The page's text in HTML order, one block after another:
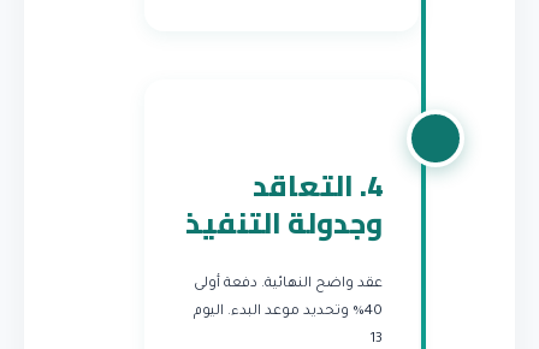
4. التعاقد
وجدولة التنفيذ
عقد واضح النهائية. دفعة أولى
40% وتحديد موعد البدء.
اليوم
13